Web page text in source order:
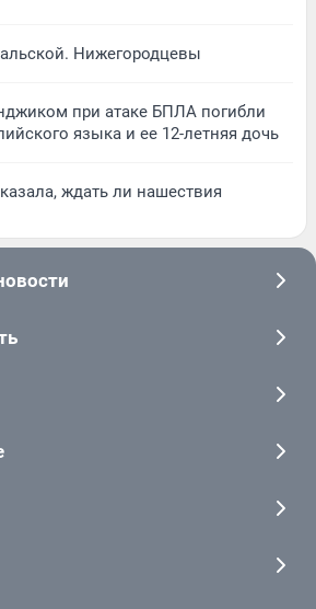
Нижегородцевы
при атаке БПЛА погибли
языка и ее 12-летняя дочь
ждать ли нашествия